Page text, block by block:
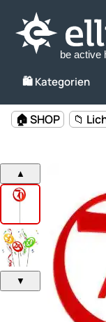
be active
🛍️ Kategorien
🏠 SHOP 📁
▲
▼